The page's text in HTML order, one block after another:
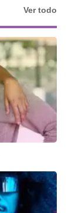
Ver todo